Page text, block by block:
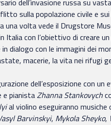
dell’invasione russa su
sulla popolazione civile e
una volta vede il Drugstore
Italia con l’obiettivo di creare
dialogo con le immagini dei
macerie, la vita nei rifugi
dell’esposizione con un
e pianistaZhanna Stankovych
al violino eseguiranno musiche
Barvinskyi, Mykola Sheyko,